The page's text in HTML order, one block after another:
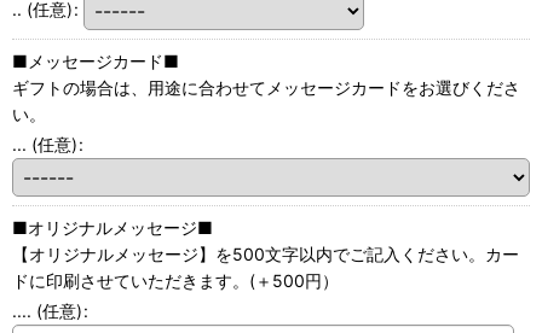
.. (任意):
■メッセージカード■
ギフトの場合は、用途に合わせてメッセージカードをお選びくださ
い。
... (任意):
■オリジナルメッセージ■
【オリジナルメッセージ】を500文字以内でご記入ください。カー
ドに印刷させていただきます。(＋500円）
.... (任意):